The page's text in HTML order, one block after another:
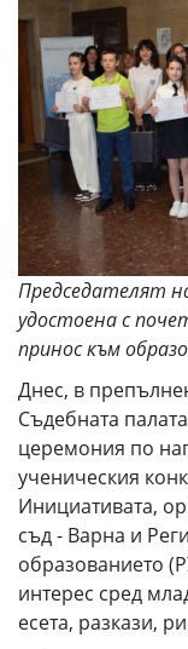
Председателят
удостоена с
принос към
Днес, в
Съдебната
церемония по
ученическия
Инициативата,
съд - Варна и
образованието
интерес сред
есета, разкази,